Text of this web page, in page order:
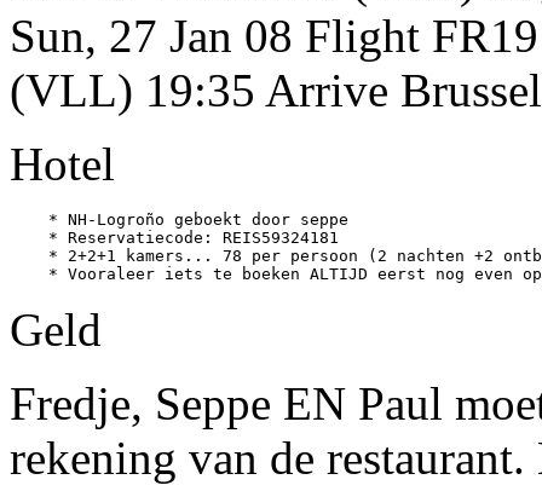
Sun, 27 Jan 08 Flight
(VLL) 19:35 Arrive
Hotel
    * NH-Logroño geboekt door seppe
    * Reservatiecode: REIS59324181
* 2+2+1 kamers... 78 per persoon (2 nachten +2
Geld
Fredje, Seppe EN Paul
rekening van de